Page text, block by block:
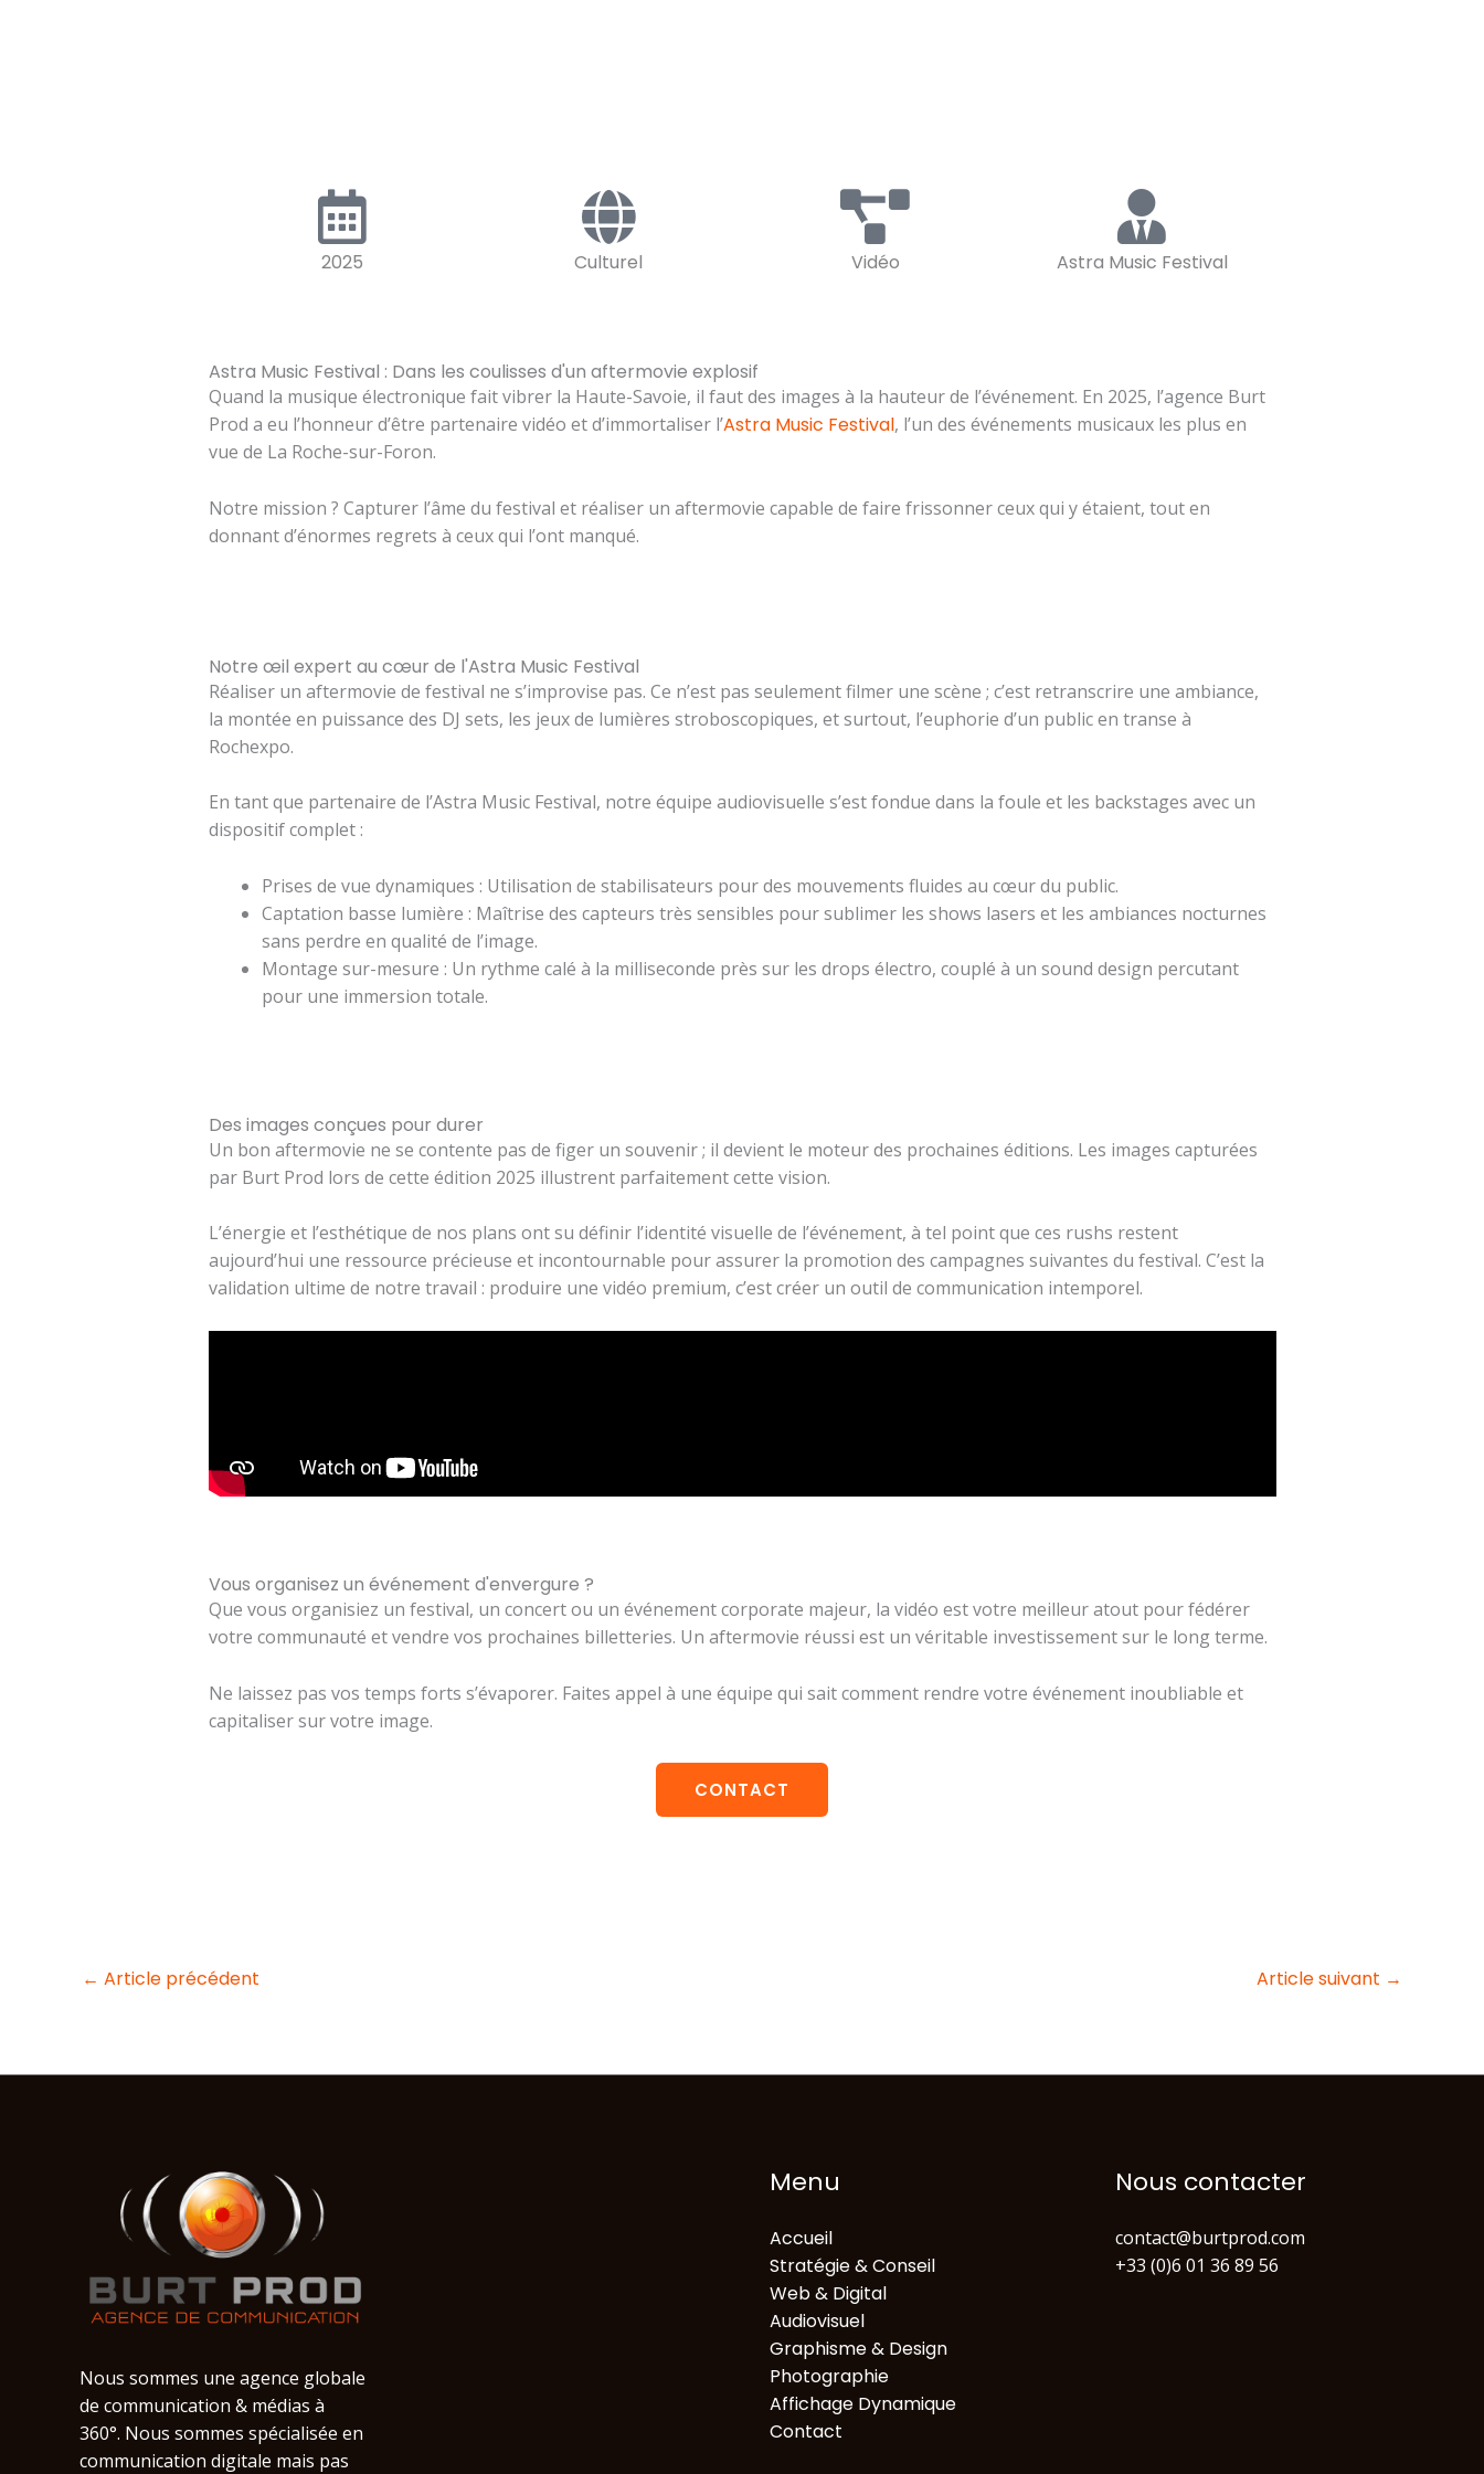
2025 Culturel Vidéo Astra Music Festival
Astra Music Festival : Dans les coulisses d'un aftermovie explosif
Quand la musique électronique fait vibrer la Haute-Savoie, il faut des images à la hauteur de l’événement. En 2025, l’agence Burt
Prod a eu l’honneur d’être partenaire vidéo et d’immortaliser l’Astra Music Festival, l’un des événements musicaux les plus en
vue de La Roche-sur-Foron.
Notre mission ? Capturer l’âme du festival et réaliser un aftermovie capable de faire frissonner ceux qui y étaient, tout en
donnant d’énormes regrets à ceux qui l’ont manqué.
Notre œil expert au cœur de l'Astra Music Festival
Réaliser un aftermovie de festival ne s’improvise pas. Ce n’est pas seulement filmer une scène ; c’est retranscrire une ambiance,
la montée en puissance des DJ sets, les jeux de lumières stroboscopiques, et surtout, l’euphorie d’un public en transe à
Rochexpo.
En tant que partenaire de l’Astra Music Festival, notre équipe audiovisuelle s’est fondue dans la foule et les backstages avec un
dispositif complet :
Prises de vue dynamiques : Utilisation de stabilisateurs pour des mouvements fluides au cœur du public.
Captation basse lumière : Maîtrise des capteurs très sensibles pour sublimer les shows lasers et les ambiances nocturnes
sans perdre en qualité de l’image.
Montage sur-mesure : Un rythme calé à la milliseconde près sur les drops électro, couplé à un sound design percutant
pour une immersion totale.
Des images conçues pour durer
Un bon aftermovie ne se contente pas de figer un souvenir ; il devient le moteur des prochaines éditions. Les images capturées
par Burt Prod lors de cette édition 2025 illustrent parfaitement cette vision.
L’énergie et l’esthétique de nos plans ont su définir l’identité visuelle de l’événement, à tel point que ces rushs restent
aujourd’hui une ressource précieuse et incontournable pour assurer la promotion des campagnes suivantes du festival. C’est la
validation ultime de notre travail : produire une vidéo premium, c’est créer un outil de communication intemporel.
Vous organisez un événement d'envergure ?
Que vous organisiez un festival, un concert ou un événement corporate majeur, la vidéo est votre meilleur atout pour fédérer
votre communauté et vendre vos prochaines billetteries. Un aftermovie réussi est un véritable investissement sur le long terme.
Ne laissez pas vos temps forts s’évaporer. Faites appel à une équipe qui sait comment rendre votre événement inoubliable et
capitaliser sur votre image.
CONTACT
← Article précédent Article suivant →
Nous sommes une agence globale
de communication & médias à
360°. Nous sommes spécialisée en
communication digitale mais pas
Menu
Accueil
Stratégie & Conseil
Web & Digital
Audiovisuel
Graphisme & Design
Photographie
Affichage Dynamique
Contact
Nous contacter
contact@burtprod.com
+33 (0)6 01 36 89 56